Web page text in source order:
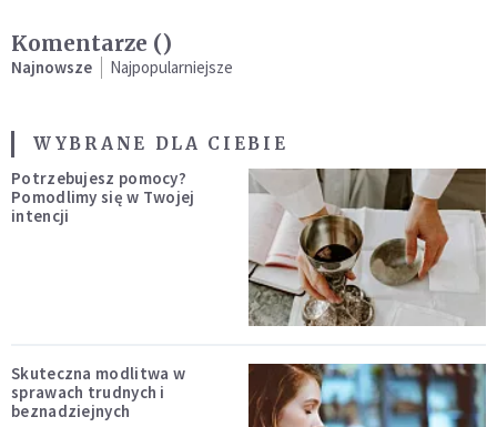
Komentarze ()
Najnowsze Najpopularniejsze
WYBRANE DLA CIEBIE
Potrzebujesz pomocy?
Pomodlimy się w Twojej
intencji
Skuteczna modlitwa w
sprawach trudnych i
beznadziejnych